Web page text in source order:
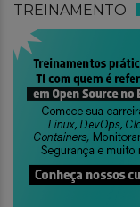
TREINAMENTO